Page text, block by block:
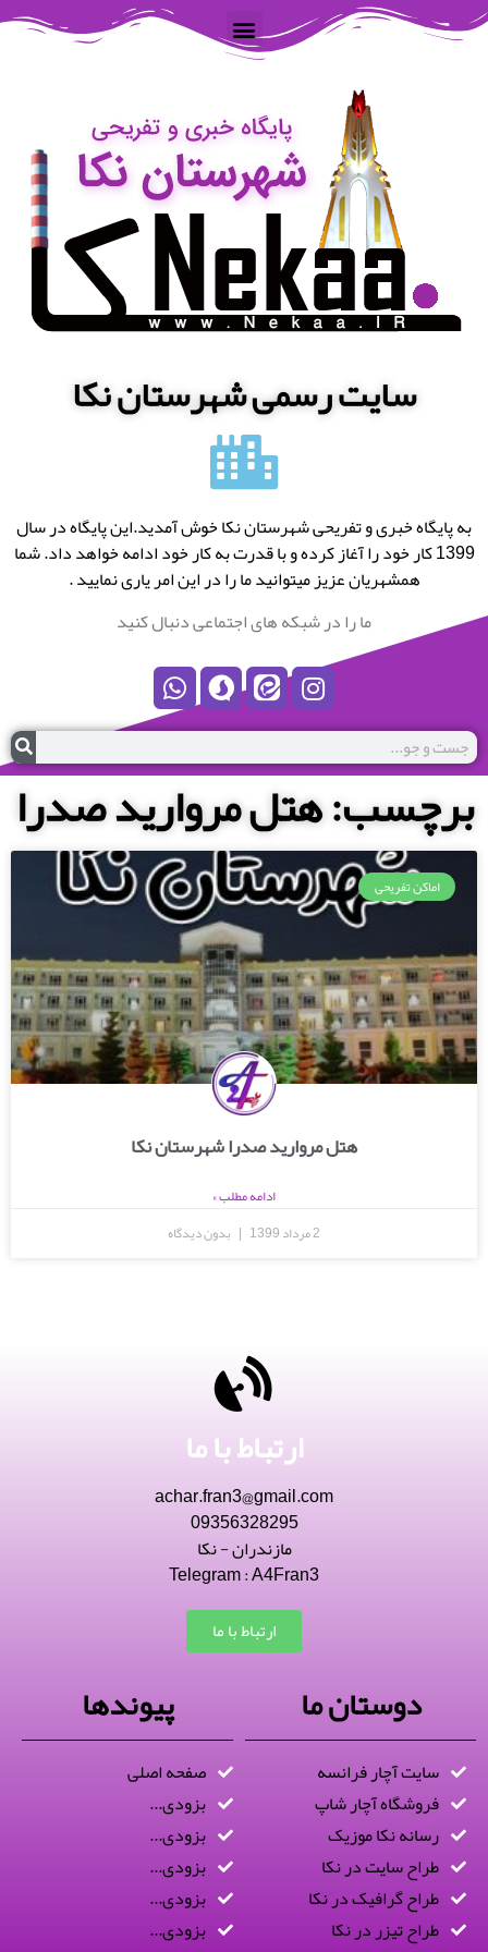
سایت رسمی شهرستان نکا
به پایگاه خبری و تفریحی شهرستان نکا خوش آمدید.این پایگاه در سال
1399 کار خود را آغاز کرده و با قدرت به کار خود ادامه خواهد داد. شما
همشهریان عزیز میتوانید ما را در این امر یاری نمایید .
ما را در شبکه های اجتماعی دنبال کنید
برچسب: هتل مروارید صدرا
اماکن تفریحی
هتل مروارید صدرا شهرستان نکا
ادامه مطلب »
2 مرداد 1399
بدون دیدگاه
ارتباط با ما
achar.fran3@gmail.com
09356328295
مازندران - نکا
Telegram : A4Fran3
ارتباط با ما
دوستان ما
سایت آچار فرانسه
فروشگاه آچار شاپ
رسانه نکا موزیک
طراح سایت در نکا
طراح گرافیک در نکا
طراح تیزر در نکا
پیوندها
صفحه اصلی
بزودی...
بزودی...
بزودی...
بزودی...
بزودی...